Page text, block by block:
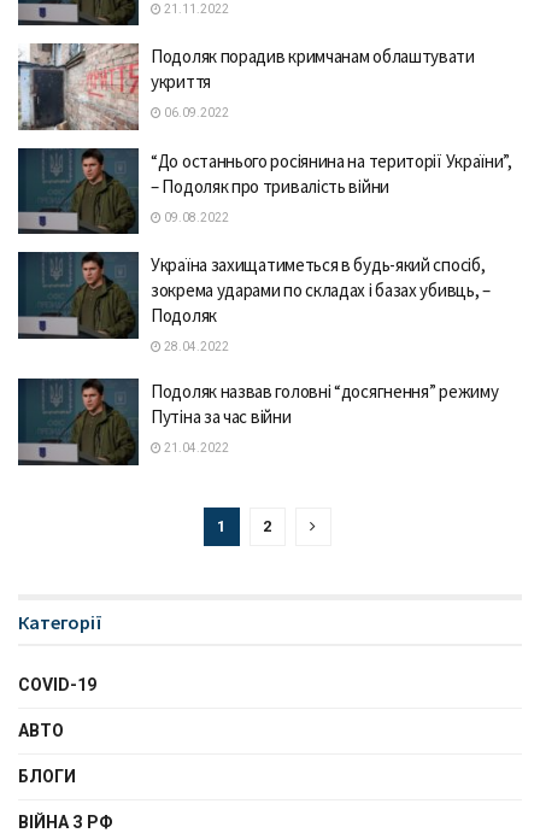
21.11.2022
Подоляк порадив кримчанам облаштувати
укриття
06.09.2022
“До останнього росіянина на території України”,
– Подоляк про тривалість війни
09.08.2022
Україна захищатиметься в будь-який спосіб,
зокрема ударами по складах і базах убивць, –
Подоляк
28.04.2022
Подоляк назвав головні “досягнення” режиму
Путіна за час війни
21.04.2022
1 2
Категорії
COVID-19
АВТО
БЛОГИ
ВІЙНА З РФ